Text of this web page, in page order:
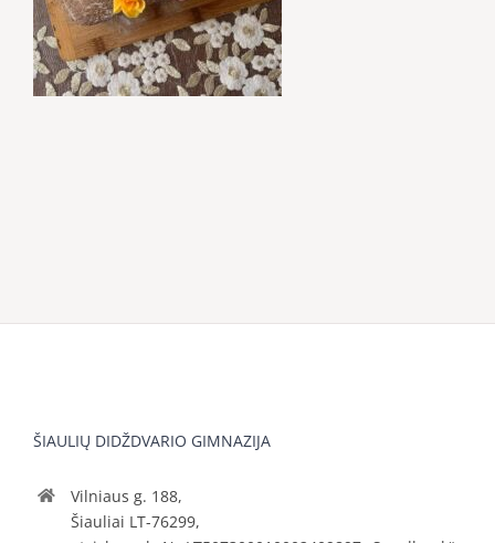
ŠIAULIŲ DIDŽDVARIO GIMNAZIJA
Vilniaus g. 188,
Šiauliai LT-76299,